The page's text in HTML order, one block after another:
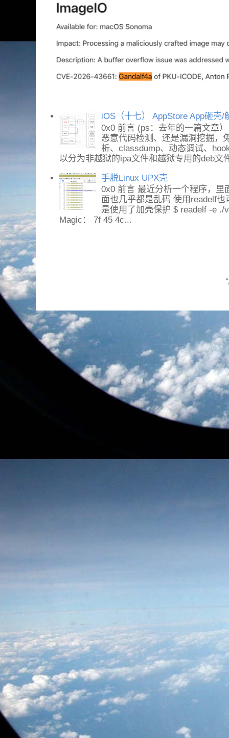
iOS（十七） AppStore App砸壳/
0x0 前言 (ps：去年的一篇文章
恶意代码检测、还是漏洞挖掘，
析、classdump、动态调试、
以分为非越狱的ipa文件和越狱专用的deb文
手脱Linux UPX壳
0x0 前言 最近分析一个程序，
面也几乎都是乱码 使用readelf
是使用了加壳保护 $ readelf -e ./
Magic： 7f 45 4c...